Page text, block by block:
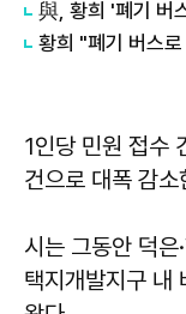
황희 "폐기 버스
1인당 민원 접수
건으로 대폭 감
시는 그동안 덕
택지개발지구 내